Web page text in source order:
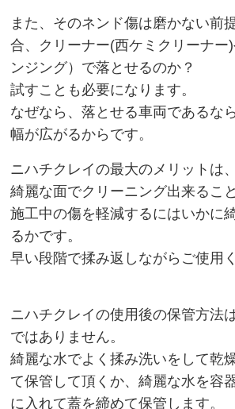
また、そのネンド傷は磨かない前
合、クリーナー(西ケミクリーナー)
ンジング）で落とせるのか？
試すことも必要になります。
なぜなら、落とせる車両であるな
幅が広がるからです。
ニハチクレイの最大のメリットは
綺麗な面でクリーニング出来るこ
施工中の傷を軽減するにはいかに
るかです。
早い段階で揉み返しながらご使用
ニハチクレイの使用後の保管方法
ではありません。
綺麗な水でよく揉み洗いをして乾
て保管して頂くか、綺麗な水を容
に入れて蓋を締めて保管します。